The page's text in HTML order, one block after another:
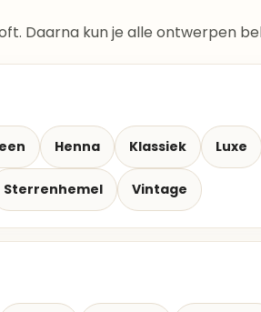
Daarna kun je alle ontwerpen
Henna Klassiek Luxe
Sterrenhemel Vintage